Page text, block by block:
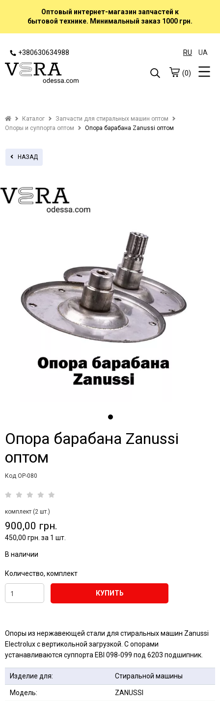
Оптовый интернет-магазин запчастей к
бытовой технике. Минимальный заказ 1000 грн.
+380630634988 RU UA
(0)
Каталог
Запчасти для стиральных машин оптом
Опоры и суппорта оптом
Опора барабана Zanussi оптом
НАЗАД
Опора барабана Zanussi
оптом
Код OP-080
комплект (2 шт.)
900,00 грн.
450,00 грн. за 1 шт.
В наличии
Количество, комплект
КУПИТЬ
Опоры из нержавеющей стали для стиральных машин Zanussi
Electrolux с вертикольной загрузкой. С опорами
устанавливаются суппорта EBI 098-099 под 6203 подшипник.
Изделие для: Стиральной машины
Модель: ZANUSSI